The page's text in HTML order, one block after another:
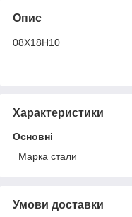
Опис
08Х18Н10
Характеристики
Основні
Марка стали
Умови доставки